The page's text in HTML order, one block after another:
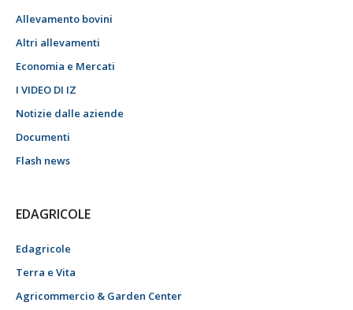
Allevamento bovini
Altri allevamenti
Economia e Mercati
I VIDEO DI IZ
Notizie dalle aziende
Documenti
Flash news
EDAGRICOLE
Edagricole
Terra e Vita
Agricommercio & Garden Center